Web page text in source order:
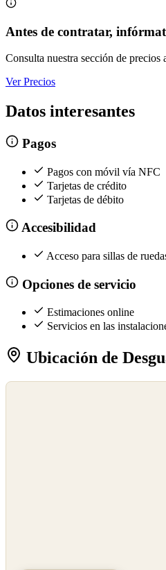
Antes de contratar,
Consulta nuestra sección de precios
Ver Precios
Datos interesantes
Pagos
Pagos con móvil vía NFC
Tarjetas de crédito
Tarjetas de débito
Accesibilidad
Acceso para sillas de
Opciones de servicio
Estimaciones online
Servicios en las
Ubicación de